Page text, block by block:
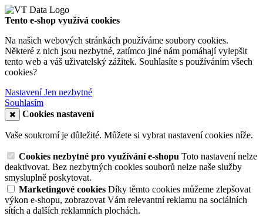
Tento e-shop využívá cookies
Na našich webových stránkách používáme soubory cookies.
Některé z nich jsou nezbytné, zatímco jiné nám pomáhají vylepšit
tento web a váš uživatelský zážitek. Souhlasíte s používáním všech
cookies?
NastaveníJen nezbytné
Souhlasím
Cookies nastavení
Vaše soukromí je důležité. Můžete si vybrat nastavení cookies níže.
Cookies nezbytné pro využívání e-shopu Toto nastavení nelze
deaktivovat. Bez nezbytných cookies souborů nelze naše služby
smysluplně poskytovat.
Marketingové cookies Díky těmto cookies můžeme zlepšovat
výkon e-shopu, zobrazovat Vám relevantní reklamu na sociálních
sítích a dalších reklamních plochách.